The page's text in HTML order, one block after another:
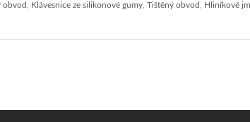
obvod Klávesnice ze silikonové gumy Tištěný obvod Hliníkové